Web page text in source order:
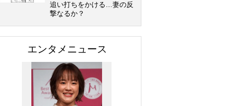
追い打ちをかける…妻の反
撃なるか？
エンタメニュース